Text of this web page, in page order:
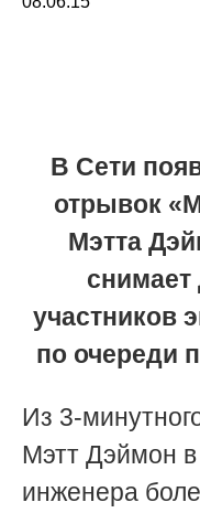
В Сети
отрывок
Мэтта
снимает
участников
по очереди
Из 3-
Мэтт Дэймон в
инженера